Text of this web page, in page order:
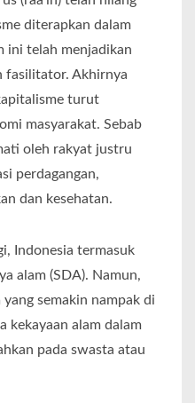
diterapkan dalam
ini telah menjadikan
fasilitator. Akhirnya
turut
masyarakat. Sebab
oleh rakyat justru
perdagangan,
dan kesehatan.
Indonesia termasuk
alam (SDA). Namun,
semakin nampak di
kekayaan alam dalam
pada swasta atau